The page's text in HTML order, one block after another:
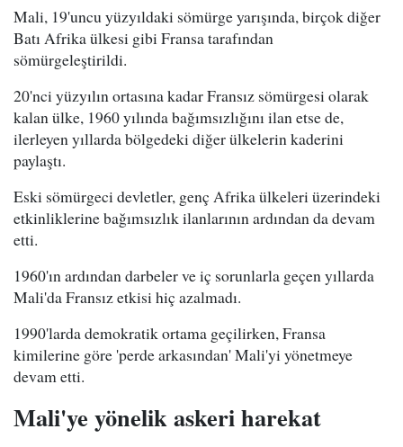
Mali, 19'uncu yüzyıldaki sömürge yarışında, birçok diğer
Batı Afrika ülkesi gibi Fransa tarafından
sömürgeleştirildi.
20'nci yüzyılın ortasına kadar Fransız sömürgesi olarak
kalan ülke, 1960 yılında bağımsızlığını ilan etse de,
ilerleyen yıllarda bölgedeki diğer ülkelerin kaderini
paylaştı.
Eski sömürgeci devletler, genç Afrika ülkeleri üzerindeki
etkinliklerine bağımsızlık ilanlarının ardından da devam
etti.
1960'ın ardından darbeler ve iç sorunlarla geçen yıllarda
Mali'da Fransız etkisi hiç azalmadı.
1990'larda demokratik ortama geçilirken, Fransa
kimilerine göre 'perde arkasından' Mali'yi yönetmeye
devam etti.
Mali'ye yönelik askeri harekat